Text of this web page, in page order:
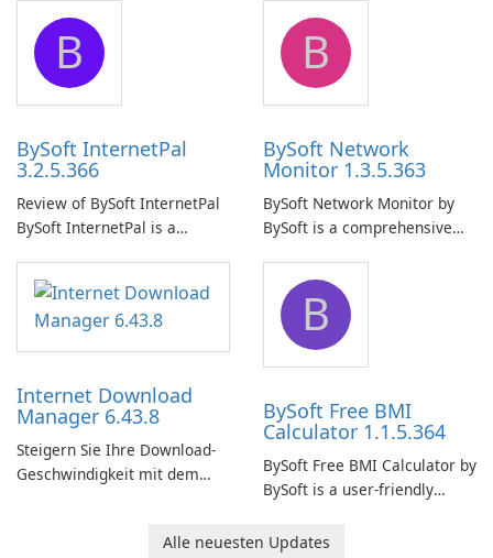
application designed to
ensure the continuous and
uninterrupted operation of
your computer system.
application that allows users
to easily browse and manage
shared folders on their
network.
B
BySoft InternetPal
3.2.5.366
Review of BySoft InternetPal
BySoft InternetPal is a
application designed to
monitor your internet
connection and provide real-
time insights into its
B
BySoft Network
Monitor 1.3.5.363
BySoft Network Monitor by
BySoft is a comprehensive
designed to help businesses
effectively manage their
network infrastructure.
Internet Download
Manager 6.43.8
Steigern Sie Ihre Download-
Geschwindigkeit mit dem
B
BySoft Free BMI
Calculator 1.1.5.364
BySoft Free BMI Calculator by
BySoft is a user-friendly
designed to help you
Alle neuesten Updates